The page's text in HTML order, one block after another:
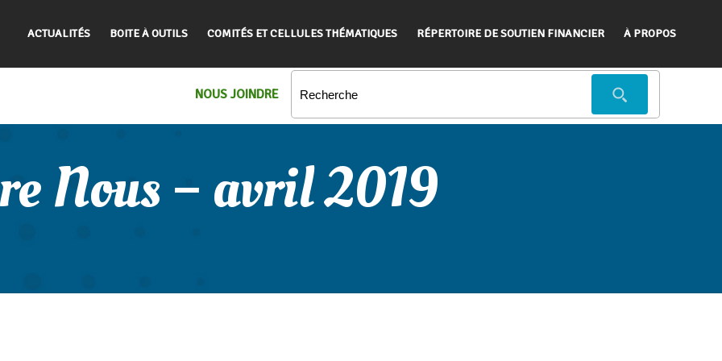
ACTUALITÉS BOITE À OUTILS COMITÉS ET CELLULES THÉMATIQUES RÉPERTOIRE DE SOUTIEN FINANCIER À PROPOS
NOUS JOINDRE
Nous – avril 2019